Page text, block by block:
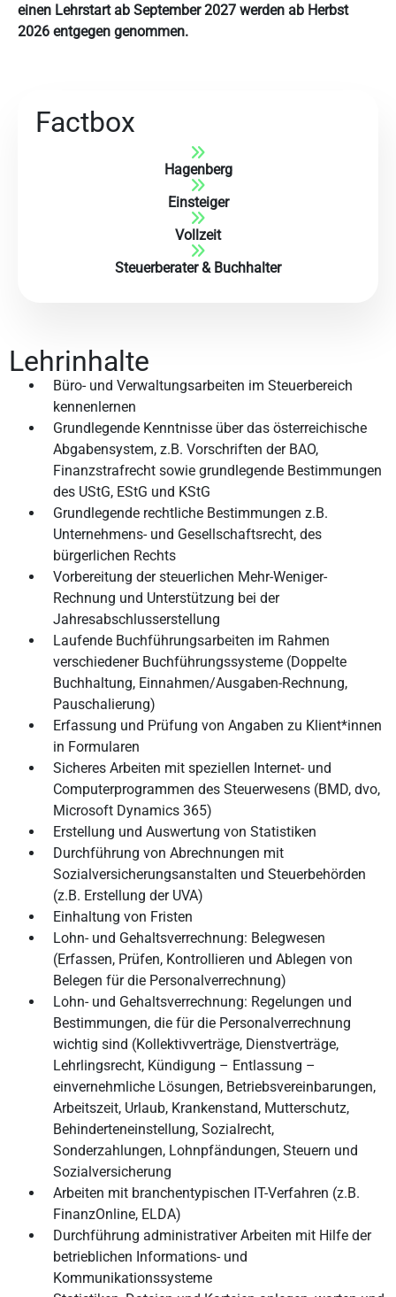
einen Lehrstart ab September 2027 werden ab Herbst
2026 entgegen genommen.
Factbox
Hagenberg
Einsteiger
Vollzeit
Steuerberater & Buchhalter
Lehrinhalte
Büro- und Verwaltungsarbeiten im Steuerbereich
kennenlernen
Grundlegende Kenntnisse über das österreichische
Abgabensystem, z.B. Vorschriften der BAO,
Finanzstrafrecht sowie grundlegende Bestimmungen
des UStG, EStG und KStG
Grundlegende rechtliche Bestimmungen z.B.
Unternehmens- und Gesellschaftsrecht, des
bürgerlichen Rechts
Vorbereitung der steuerlichen Mehr-Weniger-
Rechnung und Unterstützung bei der
Jahresabschlusserstellung
Laufende Buchführungsarbeiten im Rahmen
verschiedener Buchführungssysteme (Doppelte
Buchhaltung, Einnahmen/Ausgaben-Rechnung,
Pauschalierung)
Erfassung und Prüfung von Angaben zu Klient*innen
in Formularen
Sicheres Arbeiten mit speziellen Internet- und
Computerprogrammen des Steuerwesens (BMD, dvo,
Microsoft Dynamics 365)
Erstellung und Auswertung von Statistiken
Durchführung von Abrechnungen mit
Sozialversicherungsanstalten und Steuerbehörden
(z.B. Erstellung der UVA)
Einhaltung von Fristen
Lohn- und Gehaltsverrechnung: Belegwesen
(Erfassen, Prüfen, Kontrollieren und Ablegen von
Belegen für die Personalverrechnung)
Lohn- und Gehaltsverrechnung: Regelungen und
Bestimmungen, die für die Personalverrechnung
wichtig sind (Kollektivverträge, Dienstverträge,
Lehrlingsrecht, Kündigung – Entlassung –
einvernehmliche Lösungen, Betriebsvereinbarungen,
Arbeitszeit, Urlaub, Krankenstand, Mutterschutz,
Behinderteneinstellung, Sozialrecht,
Sonderzahlungen, Lohnpfändungen, Steuern und
Sozialversicherung
Arbeiten mit branchentypischen IT-Verfahren (z.B.
FinanzOnline, ELDA)
Durchführung administrativer Arbeiten mit Hilfe der
betrieblichen Informations- und
Kommunikationssysteme